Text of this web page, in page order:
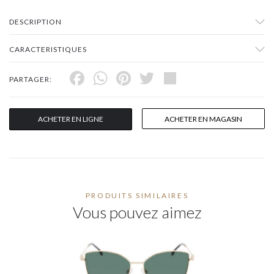
DESCRIPTION
CARACTERISTIQUES
PARTAGER: Facebook
WhatsApp
Pinterest
Twitter
ACHETER EN LIGNE ACHETER EN MAGASIN
PRODUITS SIMILAIRES
Vous pouvez aimez